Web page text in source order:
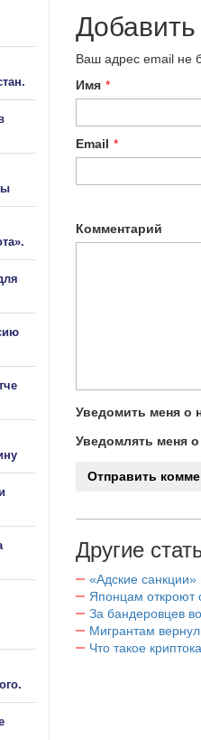
Ваш адрес email не
Имя *
Email *
Комментарий
Уведомить меня о
Уведомлять меня
Другие
«Адские
Японцам откроют
За бандеровцев
Мигрантам
Что такое